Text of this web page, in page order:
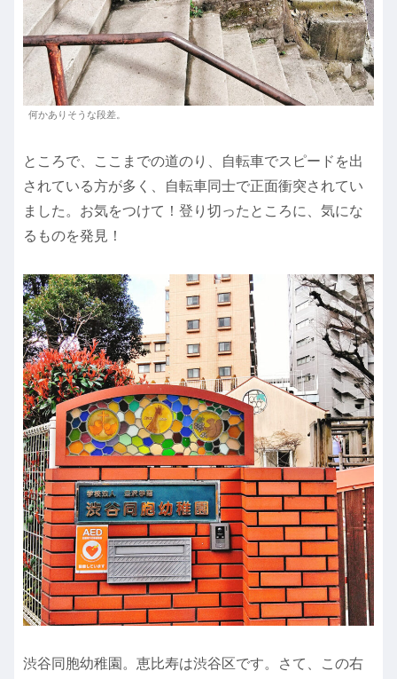
何かありそうな段差。
ところで、ここまでの道のり、自転車でスピードを出
されている方が多く、自転車同士で正面衝突されてい
ました。お気をつけて！登り切ったところに、気にな
るものを発見！
渋谷同胞幼稚園。恵比寿は渋谷区です。さて、この右